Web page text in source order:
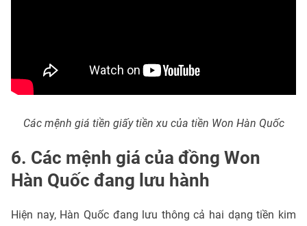
Các mệnh giá tiền giấy tiền xu của tiền Won Hàn Quốc
6. Các mệnh giá của đồng Won
Hàn Quốc đang lưu hành
Hiện nay, Hàn Quốc đang lưu thông cả hai dạng tiền kim